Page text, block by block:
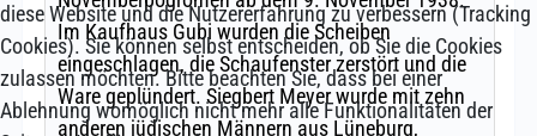
diese Website und die Nutzererfahrung zu verbessern (Tracking
Cookies). Sie können selbst entscheiden, ob Sie die Cookies
zulassen möchten. Bitte beachten Sie, dass bei einer
Ablehnung womöglich nicht mehr alle Funktionalitäten der